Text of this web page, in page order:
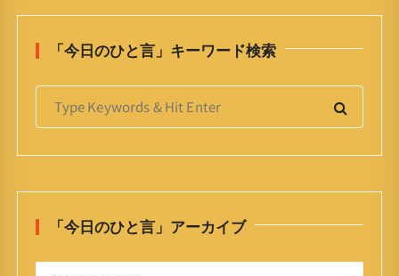
「今日のひと言」キーワード検索
S
r
「今日のひと言」アーカイブ